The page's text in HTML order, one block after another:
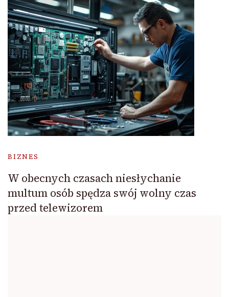
BIZNES
W obecnych czasach niesłychanie
multum osób spędza swój wolny czas
przed telewizorem